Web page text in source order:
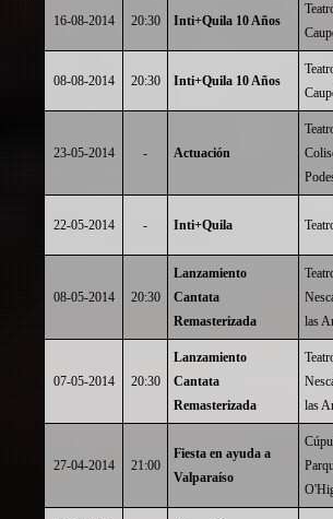
16-08-2014 20:30 Inti+Quila 10 Años
08-08-2014 20:30 Inti+Quila 10 Años
23-05-2014 - Actuación
22-05-2014 - Inti+Quila
08-05-2014 20:30
Lanzamiento
Cantata
Remasterizada
las
07-05-2014 20:30
Lanzamiento
Cantata
Remasterizada
las
27-04-2014 21:00
Fiesta en ayuda a
Valparaíso